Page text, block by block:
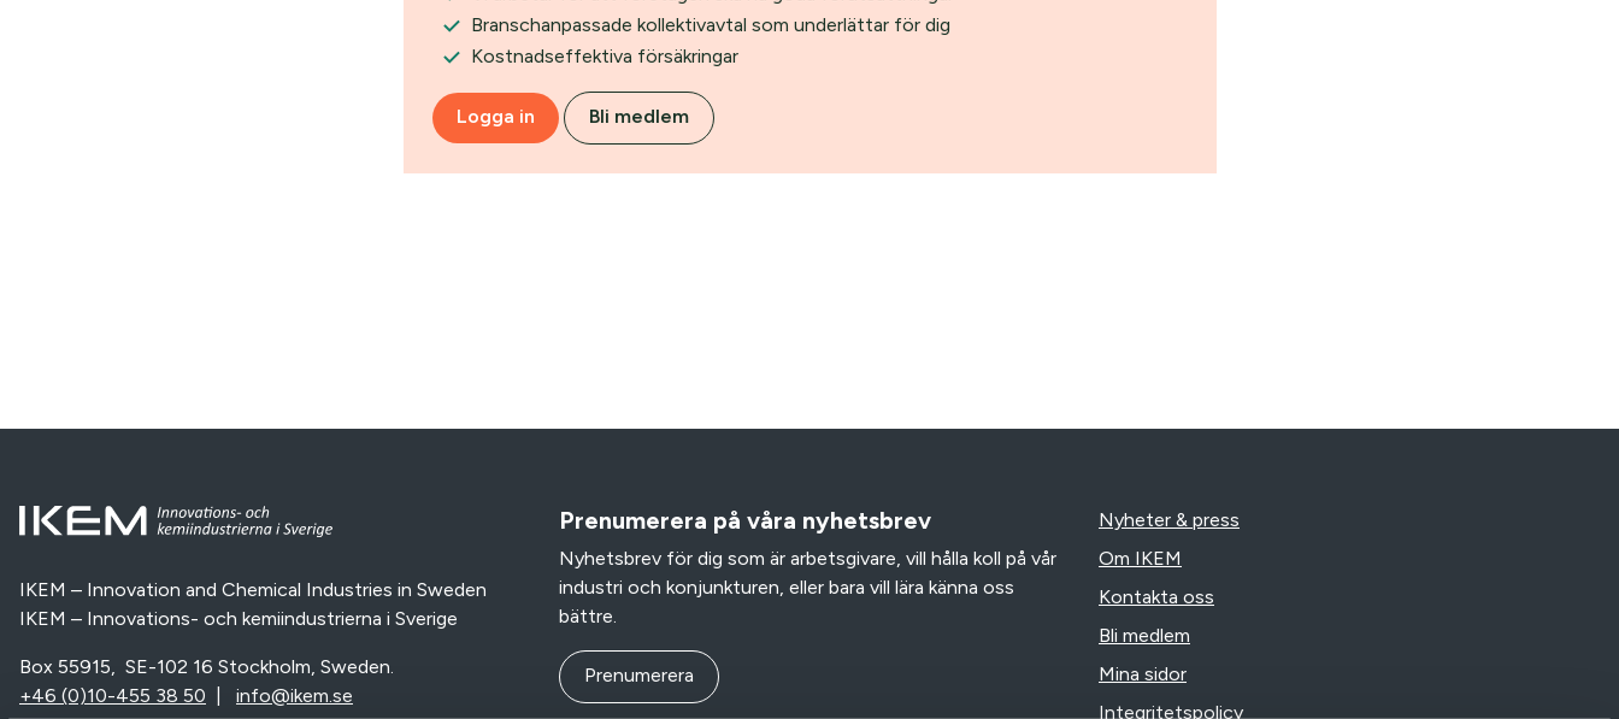
Branschanpassade kollektivavtal som underlättar för dig
Kostnadseffektiva försäkringar
Logga in Bli medlem
IKEM – Innovation and Chemical Industries in Sweden
IKEM – Innovations- och kemiindustrierna i Sverige
Box 55915, SE-102 16 Stockholm, Sweden.
+46 (0)10-455 38 50
info@ikem.se
Prenumerera på våra nyhetsbrev
Nyhetsbrev för dig som är arbetsgivare, vill hålla koll på vår
industri och konjunkturen, eller bara vill lära känna oss
bättre.
Prenumerera
Nyheter & press
Om IKEM
Kontakta oss
Bli medlem
Mina sidor
Integritetspolicy